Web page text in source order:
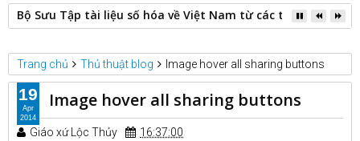
Bộ Sưu Tập tài liệu số hóa về Việt Nam từ các thư viện nước
Trang chủ Thủ thuật blog Image hover all sharing buttons
Image hover all sharing buttons
Giáo xứ Lộc Thủy
16:37:00
19
Apr
2014